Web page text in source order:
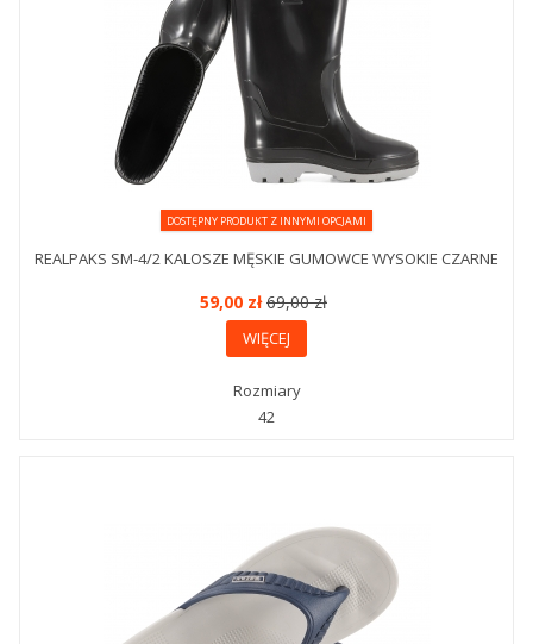
DOSTĘPNY PRODUKT Z INNYMI OPCJAMI
REALPAKS SM-4/2 KALOSZE MĘSKIE GUMOWCE WYSOKIE CZARNE
59,00 zł69,00 zł
WIĘCEJ
Rozmiary
42